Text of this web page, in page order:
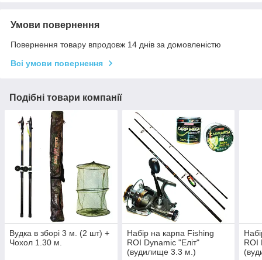
Умови повернення
Повернення товару впродовж 14 днів за домовленістю
Всі умови повернення
Подібні товари компанії
Вудка в зборі 3 м. (2 шт) +
Чохол 1.30 м.
Набір на карпа Fishing
ROI Dynamic "Еліт"
(вудилище 3.3 м.)
ROI